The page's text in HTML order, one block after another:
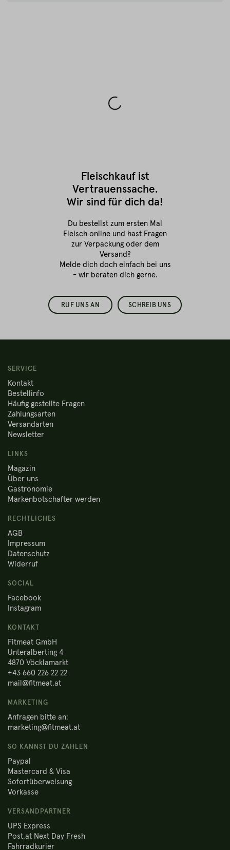
Fleischkauf ist
Vertrauenssache.
Wir sind für dich da!
Du bestellst zum ersten Mal
Fleisch online und hast Fragen
zur Verpackung oder dem
Versand?
Melde dich doch einfach bei uns
- wir beraten dich gerne.
RUF UNS AN SCHREIB UNS
SERVICE
Kontakt
Bestellinfo
Häufig gestellte Fragen
Zahlungsarten
Versandarten
Newsletter
LINKS
Magazin
Über uns
Gastronomie
Markenbotschafter werden
RECHTLICHES
AGB
Impressum
Datenschutz
Widerruf
SOCIAL
Facebook
Instagram
KONTAKT
Fitmeat GmbH
Unteralberting 4
4870 Vöcklamarkt
+43 660 226 22 22
mail@fitmeat.at
MARKETING
Anfragen bitte an:
marketing@fitmeat.at
SO KANNST DU ZAHLEN
Paypal
Mastercard & Visa
Sofortüberweisung
Vorkasse
VERSANDPARTNER
UPS Express
Post.at Next Day Fresh
Fahrradkurier